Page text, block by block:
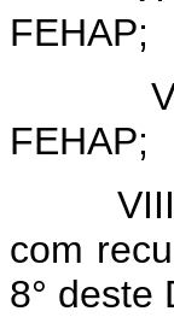
FEHAP;
VII -
FEHAP;
VIII -
com
8° deste